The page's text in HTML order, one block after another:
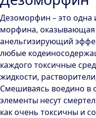
Дезоморфин – это одна
морфина,
анельгизирующий
любые
каждого токсичные
жидкости,
Смешиваясь воедино в
элементы несут
как очень токсичны и